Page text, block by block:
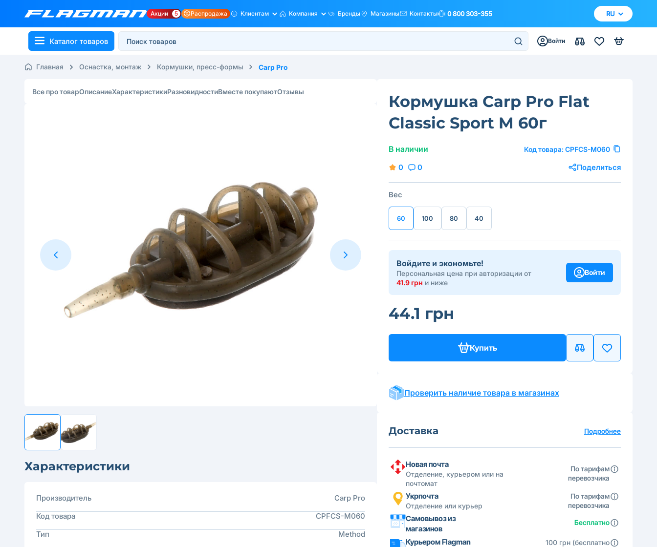
Акции 5 Распродажа Клиентам Компания Бренды Магазины Контакты 0 800 303-355 RU
Каталог товаров Войти
Главная Оснастка, монтаж Кормушки, пресс-формы Carp Pro
Все про товарОписаниеХарактеристикиРазновидностиВместе покупаютОтзывы
Характеристики
Производитель
Carp Pro
Код товара
CPFCS-M060
Тип
Method
Кормушка Carp Pro Flat
Classic Sport M 60г
В наличии Код товара: CPFCS-M060
0 0 Поделиться
Вес
60 100 80 40
Войдите и экономьте!
Персональная цена при авторизации от
41.9 грн и ниже
Войти
44.1 грн
Купить
Проверить наличие товара в магазинах
Доставка Подробнее
Новая почта
Отделение, курьером или на
почтомат
По тарифам
перевозчика
Укрпочта
Отделение или курьер
По тарифам
перевозчика
Самовывоз из
магазинов
Бесплатно
Курьером Flagman
100 грн (бесплатно